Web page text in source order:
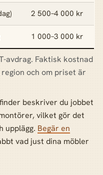
avdrag. Faktisk kostnad
och om priset är
2 500–4 000 kr
1 000–3 000 kr
beskriver du jobbet
vilket gör det
upplägg. Begär en
vad just dina möbler